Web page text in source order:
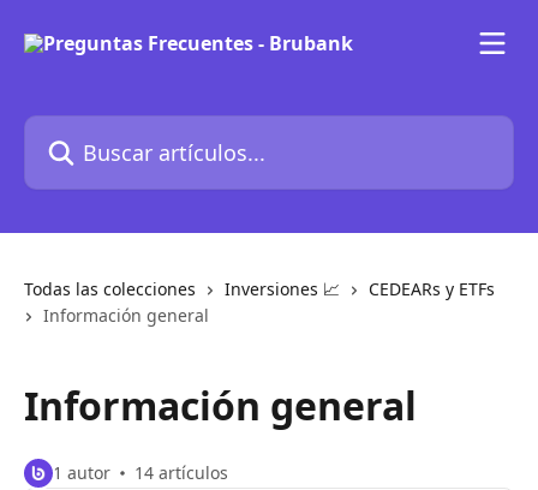
Buscar artículos...
Todas las colecciones Inversiones 📈
CEDEARs y ETFs
Información general
Información general
1 autor 14 artículos